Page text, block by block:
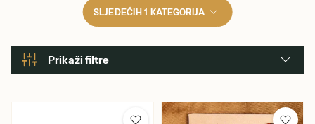
SLJEDEĆIH 1 KATEGORIJA
Prikaži filtre